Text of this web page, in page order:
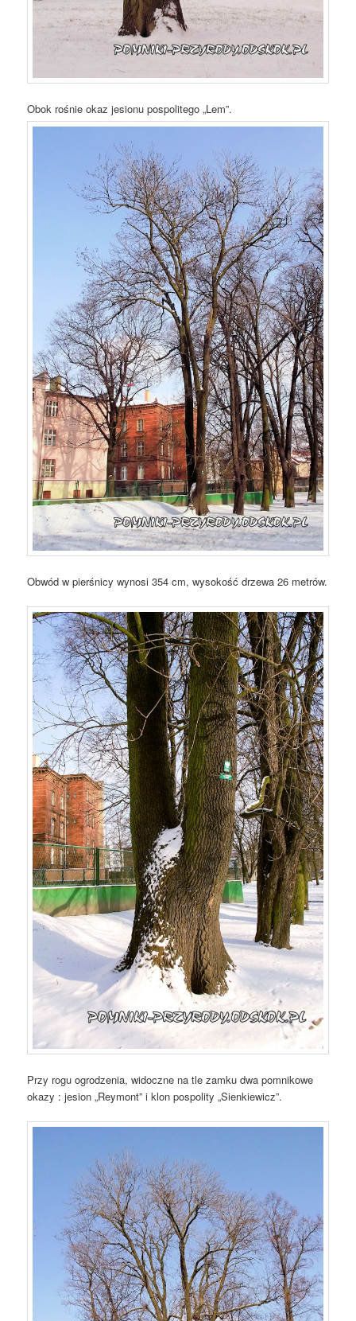
Obok rośnie okaz jesionu pospolitego „Lem”.
Obwód w pierśnicy wynosi 354 cm, wysokość drzewa 26 metrów.
Przy rogu ogrodzenia, widoczne na tle zamku dwa pomnikowe
okazy : jesion „Reymont” i klon pospolity „Sienkiewicz”.